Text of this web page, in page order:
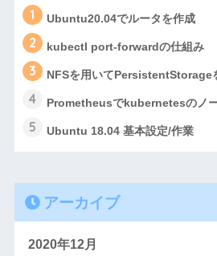
1 Ubuntu20.04でルータを作成
2 kubectl port-forwardの仕組み
3 NFSを用いてPersistentStorage
4 Prometheusでkubernetesのノ
5 Ubuntu 18.04 基本設定/作業
アーカイブ
2020年12月